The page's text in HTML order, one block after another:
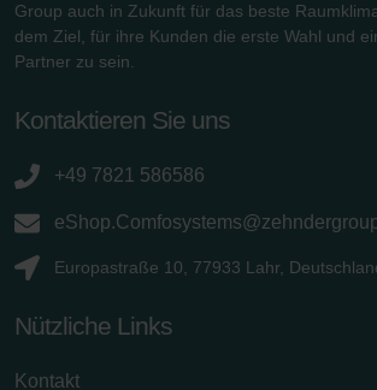
Group auch in Zukunft für das beste
dem Ziel, für ihre Kunden die erste Wahl und
Partner zu sein.
Kontaktieren Sie uns
+49 7821 586586
Europastraße 10, 77933 Lahr,
Nützliche Links
Kontakt